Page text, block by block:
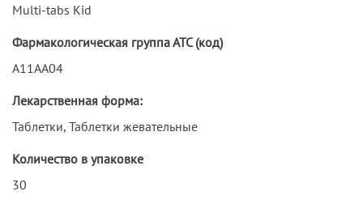
Multi-tabs Kid
Фармакологическая группа АТС (код)
A11AA04
Лекарственная форма:
Таблетки, Таблетки жевательные
Количество в упаковке
30